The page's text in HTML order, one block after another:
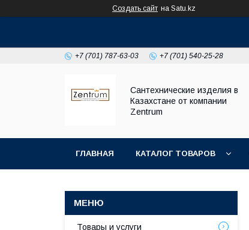
Создать сайт на Satu.kz
+7 (701) 787-63-03 +7 (701) 540-25-28
Сантехнические изделия в
Казахстане от компании
Zentrum
ГЛАВНАЯ КАТАЛОГ ТОВАРОВ
Товары и услуги